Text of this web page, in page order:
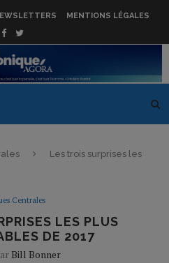
MENTIONS LÉGALES
Les trois surprises les
Centrales
LES PLUS
DE 2017
Bill Bonner